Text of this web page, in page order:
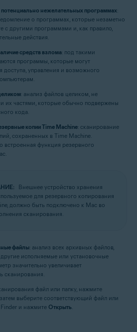
нежелательных программах:
о программах, которые незаметно
с другими программами и, как правило,
действия.
средств взлома: под такими
программы, которые могут
доступа, управления и возможного
: анализ файлов целиком, не
их частями, которые обычно подвержены
кода.
копии Time Machine: сканирование
сохраненных в Time Machine.
встроенная функция резервного
Внешнее устройство хранения
для резервного копирования
должно быть подключено к Mac во
сканирования.
файлы: анализ всех архивных файлов,
другие исполняемые или установочные
значительно увеличивает
сканирования.
файл или папку, нажмите
выберите соответствующий файл или
и нажмите Открыть.